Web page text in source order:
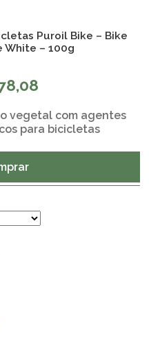
Puroil Bike – Bike
White – 100g
vegetal com agentes
para bicicletas